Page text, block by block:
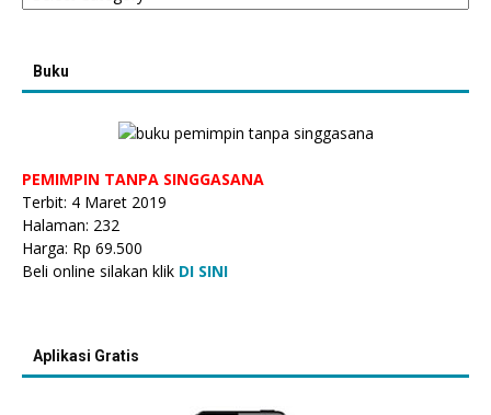
Buku
PEMIMPIN TANPA SINGGASANA
Terbit: 4 Maret 2019
Halaman: 232
Harga: Rp 69.500
Beli online silakan klik DI SINI
Aplikasi Gratis